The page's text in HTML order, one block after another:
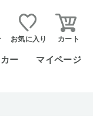
お気に入り カート
ー マイページ